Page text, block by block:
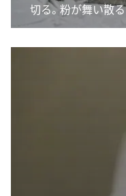
切る。粉が舞い散る